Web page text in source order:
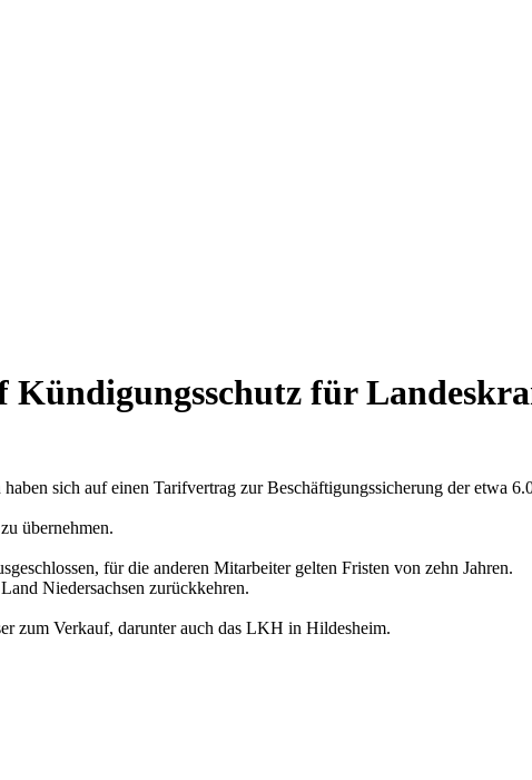
für
sich auf einen Tarifvertrag zur Beschäftigungssicherung der etwa
übernehmen.
für die anderen Mitarbeiter gelten Fristen von zehn Jahren.
Niedersachsen zurückkehren.
zum Verkauf, darunter auch das LKH in Hildesheim.